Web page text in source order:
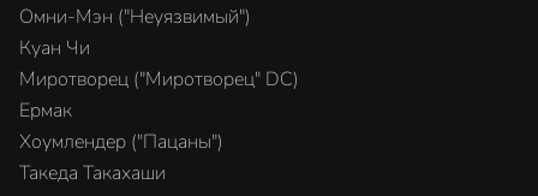
Омни-Мэн ("Неуязвимый")
Куан Чи
Миротворец ("Миротворец" DC)
Ермак
Хоумлендер ("Пацаны")
Такеда Такахаши